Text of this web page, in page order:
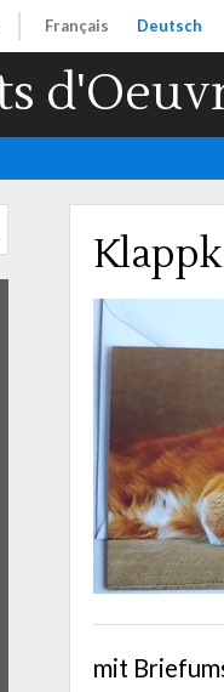
Français Deutsch
mit